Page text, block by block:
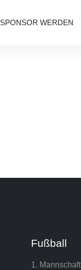
SPONSOR WERDEN
Fußball
1. Mannschaft